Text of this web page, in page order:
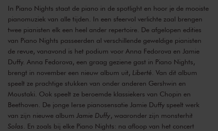
In Piano Nights staat de piano in de spotlight en hoor je de mooiste
pianomuziek van alle tijden. In een sfeervol verlichte zaal brengen
twee pianisten elk een heel ander repertoire. De afgelopen edities
van Piano Nights passeerden al verschillende geweldige pianisten
de revue, vanavond is het podium voor Anna Fedorova en Jamie
Duffy. Anna Fedorova, een graag geziene gast in Piano Nights,
brengt in november een nieuw album uit, Liberté . Van dit album
speelt ze prachtige stukken van onder anderen Gershwin en
Moustaki. Ook speelt ze beroemde klassiekers van Chopin en
Beethoven. De jonge Ierse pianosensatie Jamie Duffy speelt werk
van zijn nieuwe album Jamie Duffy, waaronder zijn monsterhit
Solas . En zoals bij elke Piano Nights: na afloop van het concert